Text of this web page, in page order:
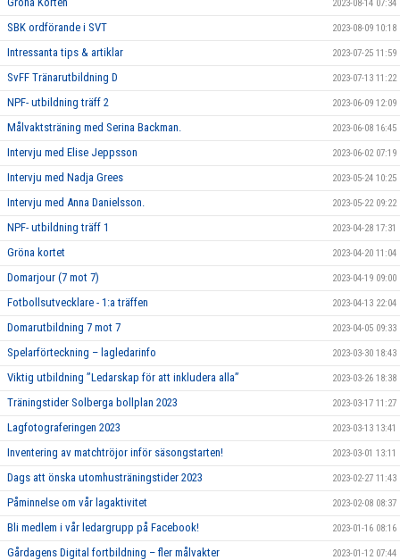
2023-08-14 07:34
SBK ordförande i SVT 2023-08-09 10:18
Intressanta tips & artiklar 2023-07-25 11:59
SvFF Tränarutbildning D 2023-07-13 11:22
NPF- utbildning träff 2 2023-06-09 12:09
Målvaktsträning med Serina Backman. 2023-06-08 16:45
Intervju med Elise Jeppsson 2023-06-02 07:19
Intervju med Nadja Grees 2023-05-24 10:25
Intervju med Anna Danielsson. 2023-05-22 09:22
NPF- utbildning träff 1 2023-04-28 17:31
Gröna kortet 2023-04-20 11:04
Domarjour (7 mot 7) 2023-04-19 09:00
Fotbollsutvecklare - 1:a träffen 2023-04-13 22:04
Domarutbildning 7 mot 7 2023-04-05 09:33
Spelarförteckning – lagledarinfo 2023-03-30 18:43
Viktig utbildning ”Ledarskap för att inkludera alla” 2023-03-26 18:38
Träningstider Solberga bollplan 2023 2023-03-17 11:27
Lagfotograferingen 2023 2023-03-13 13:41
Inventering av matchtröjor inför säsongstarten! 2023-03-01 13:11
Dags att önska utomhusträningstider 2023 2023-02-27 11:43
Påminnelse om vår lagaktivitet 2023-02-08 08:37
Bli medlem i vår ledargrupp på Facebook! 2023-01-16 08:16
Gårdagens Digital fortbildning – fler målvakter 2023-01-12 07:44